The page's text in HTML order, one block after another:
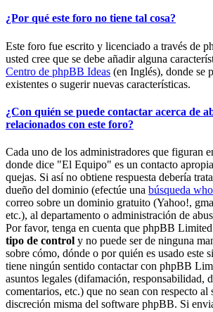
¿Por qué este foro no tiene tal cosa?
Este foro fue escrito y licenciado a través de
usted cree que se debe añadir alguna
Centro de phpBB Ideas (en Inglés), donde se
existentes o sugerir nuevas características.
¿Con quién se puede contactar acerca de
relacionados con este foro?
Cada uno de los administradores que figuran
donde dice "El Equipo" es un contacto
quejas. Si así no obtiene respuesta debería
dueño del dominio (efectúe una búsqueda
correo sobre un dominio gratuito (Yahoo!,
etc.), al departamento o administración de
Por favor, tenga en cuenta que phpBB Limited
tipo de control y no puede ser de ninguna
sobre cómo, dónde o por quién es usado este
tiene ningún sentido contactar con phpBB
asuntos legales (difamación, responsabilidad,
comentarios, etc.) que no sean con respecto
discreción misma del software phpBB. Si